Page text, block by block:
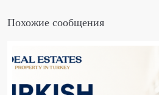
Похожие сообщения